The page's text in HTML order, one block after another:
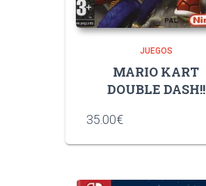
JUEGOS
MARIO KART
DOUBLE DASH!!
35.00€